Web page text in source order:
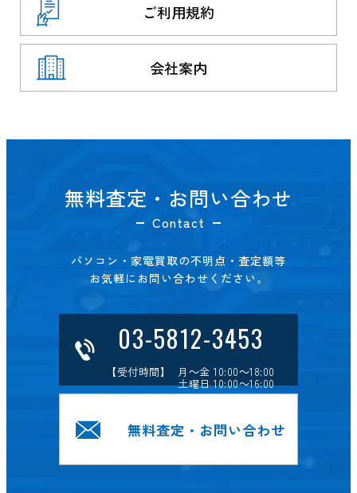
ご利用規約
会社案内
無料査定・お問い合わせ
Contact
パソコン・家電買取の不明点・査定額等
お気軽にお問い合わせください。
03-5812-3453
【受付時間】 月～金 10:00～18:00
土曜日 10:00～16:00
無料査定・お問い合わせ